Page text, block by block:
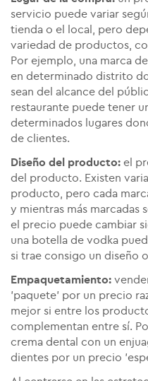
servicio puede variar
tienda o el local, pero
variedad de productos,
Por ejemplo, una marca
en determinado distrito
sean del alcance del
restaurante puede tener
determinados lugares
de clientes.
Diseño del producto: el
del producto. Existen
producto, pero cada
y mientras más marcadas
el precio puede cambiar
una botella de vodka
si trae consigo un diseño
Empaquetamiento:
'paquete' por un precio
mejor si entre los
complementan entre sí.
crema dental con un
dientes por un precio